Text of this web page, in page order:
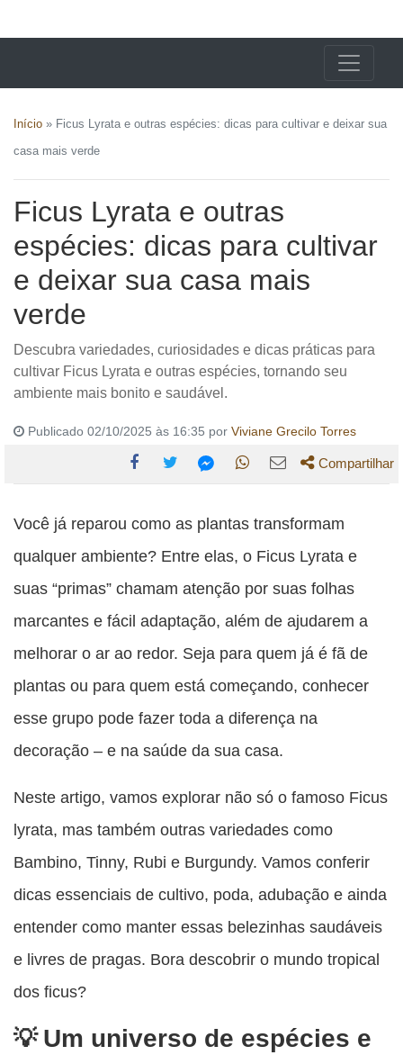
Início » Ficus Lyrata e outras espécies: dicas para cultivar e deixar sua
casa mais verde
Ficus Lyrata e outras
espécies: dicas para cultivar
e deixar sua casa mais
verde
Descubra variedades, curiosidades e dicas práticas para
cultivar Ficus Lyrata e outras espécies, tornando seu
ambiente mais bonito e saudável.
Publicado 02/10/2025 às 16:35 por Viviane Grecilo Torres
esta
publicação
esta
publicação
Twitter
esta
publicação
esta
publicação
WhatsApp
esta
publicação
Compartilhar
Você já reparou como as plantas transformam
qualquer ambiente? Entre elas, o Ficus Lyrata e
suas “primas” chamam atenção por suas folhas
marcantes e fácil adaptação, além de ajudarem a
melhorar o ar ao redor. Seja para quem já é fã de
plantas ou para quem está começando, conhecer
esse grupo pode fazer toda a diferença na
decoração – e na saúde da sua casa.
Neste artigo, vamos explorar não só o famoso Ficus
lyrata, mas também outras variedades como
Bambino, Tinny, Rubi e Burgundy. Vamos conferir
dicas essenciais de cultivo, poda, adubação e ainda
entender como manter essas belezinhas saudáveis
e livres de pragas. Bora descobrir o mundo tropical
dos ficus?
Um universo de espécies e